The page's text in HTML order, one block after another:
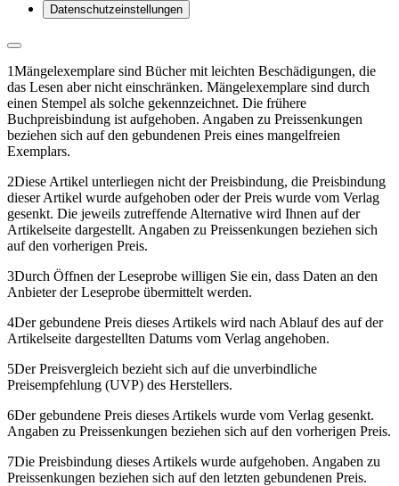
Datenschutzeinstellungen
1Mängelexemplare sind Bücher mit leichten Beschädigungen, die
das Lesen aber nicht einschränken. Mängelexemplare sind durch
einen Stempel als solche gekennzeichnet. Die frühere
Buchpreisbindung ist aufgehoben. Angaben zu Preissenkungen
beziehen sich auf den gebundenen Preis eines mangelfreien
Exemplars.
2Diese Artikel unterliegen nicht der Preisbindung, die Preisbindung
dieser Artikel wurde aufgehoben oder der Preis wurde vom Verlag
gesenkt. Die jeweils zutreffende Alternative wird Ihnen auf der
Artikelseite dargestellt. Angaben zu Preissenkungen beziehen sich
auf den vorherigen Preis.
3Durch Öffnen der Leseprobe willigen Sie ein, dass Daten an den
Anbieter der Leseprobe übermittelt werden.
4Der gebundene Preis dieses Artikels wird nach Ablauf des auf der
Artikelseite dargestellten Datums vom Verlag angehoben.
5Der Preisvergleich bezieht sich auf die unverbindliche
Preisempfehlung (UVP) des Herstellers.
6Der gebundene Preis dieses Artikels wurde vom Verlag gesenkt.
Angaben zu Preissenkungen beziehen sich auf den vorherigen Preis.
7Die Preisbindung dieses Artikels wurde aufgehoben. Angaben zu
Preissenkungen beziehen sich auf den letzten gebundenen Preis.